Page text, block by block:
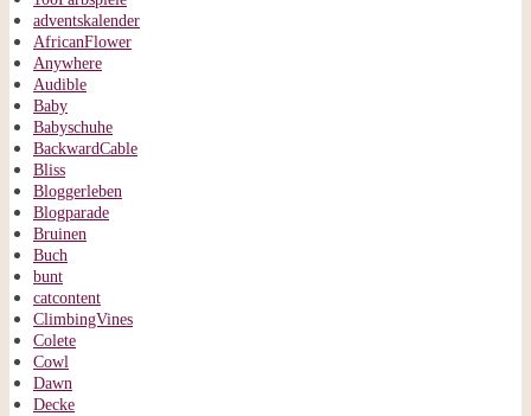
adventskalender
AfricanFlower
Anywhere
Audible
Baby
Babyschuhe
BackwardCable
Bliss
Bloggerleben
Blogparade
Bruinen
Buch
bunt
catcontent
ClimbingVines
Colete
Cowl
Dawn
Decke